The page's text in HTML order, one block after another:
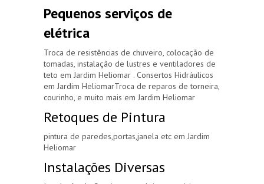
Pequenos serviços de
elétrica
Troca de resistências de chuveiro, colocação de
tomadas, instalação de lustres e ventiladores de
teto em Jardim Heliomar . Consertos Hidráulicos
em Jardim HeliomarTroca de reparos de torneira,
courinho, e muito mais em Jardim Heliomar
Retoques de Pintura
pintura de paredes,portas,janela etc em Jardim
Heliomar
Instalações Diversas